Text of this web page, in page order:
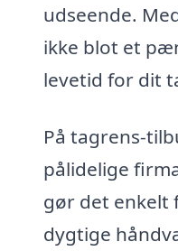
udseende.
ikke blot et
levetid for dit
På tagrens-
pålidelige
gør det enkelt
dygtige